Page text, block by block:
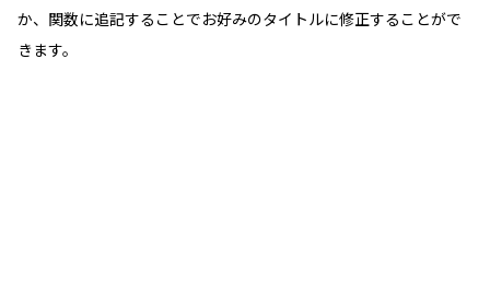
か、関数に追記することでお好みのタイトルに修正することがで
きます。